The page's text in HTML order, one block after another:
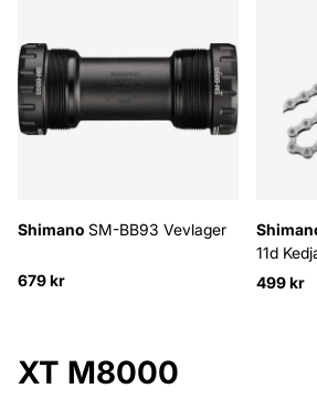
Shimano SM-BB93 Vevlager
679 kr
11d
499 kr
XT M8000